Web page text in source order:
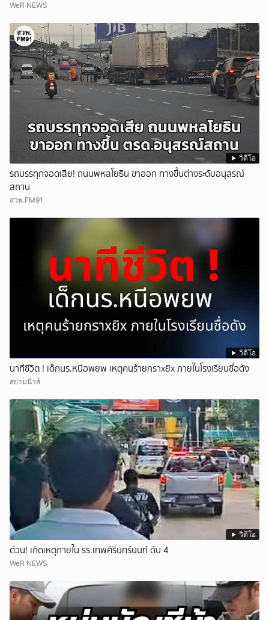
WeR NEWS
วิดีโอ
รถบรรทุกจอดเสีย! ถนนพหลโยธิน ขาออก ทางขึ้นต่างระดับอนุสรณ์
สถาน
สวพ.FM91
วิดีโอ
นาทีชีวิต ! เด็กนร.หนีอพยพ เหตุคนร้ายกราxยิx ภายในโรงเรียนชื่อดัง
สยามนิวส์
วิดีโอ
ด่วน! เกิดเหตุภายใน รร.เทพศิรินทร์นนท์ ดับ 4
WeR NEWS